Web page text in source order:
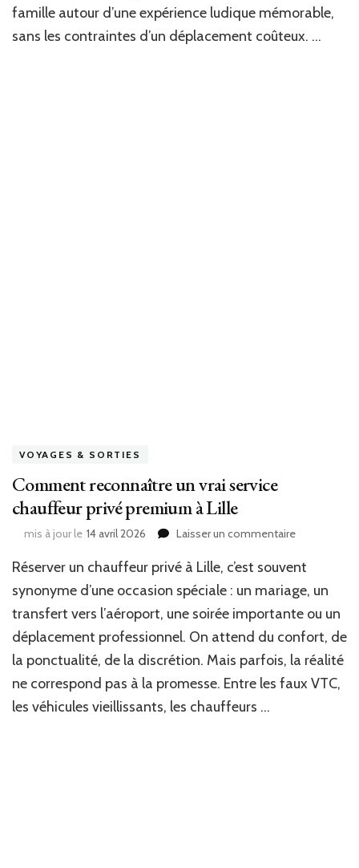
chez
famille autour d’une expérience ludique mémorable,
sans les contraintes d’un déplacement coûteux. …
VOYAGES & SORTIES
Comment reconnaître un vrai service
chauffeur privé premium à Lille
mis à jour le 14 avril 2026 Laisser un commentairesur
reconnaître
vrai
service
chauffeur
privé
premium
à
Réserver un chauffeur privé à Lille, c’est souvent
synonyme d’une occasion spéciale : un mariage, un
transfert vers l’aéroport, une soirée importante ou un
déplacement professionnel. On attend du confort, de
la ponctualité, de la discrétion. Mais parfois, la réalité
ne correspond pas à la promesse. Entre les faux VTC,
les véhicules vieillissants, les chauffeurs …